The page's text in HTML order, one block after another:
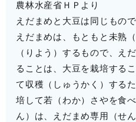
農林水産省ＨＰより
えだまめと大豆は同じもの
えだまめは、もともと未熟
（りよう）するもので、え
ることは、大豆を栽培する
て収穫（しゅうかく）する
培して若（わか）さやを食
ん）は、えだまめ専用（せ